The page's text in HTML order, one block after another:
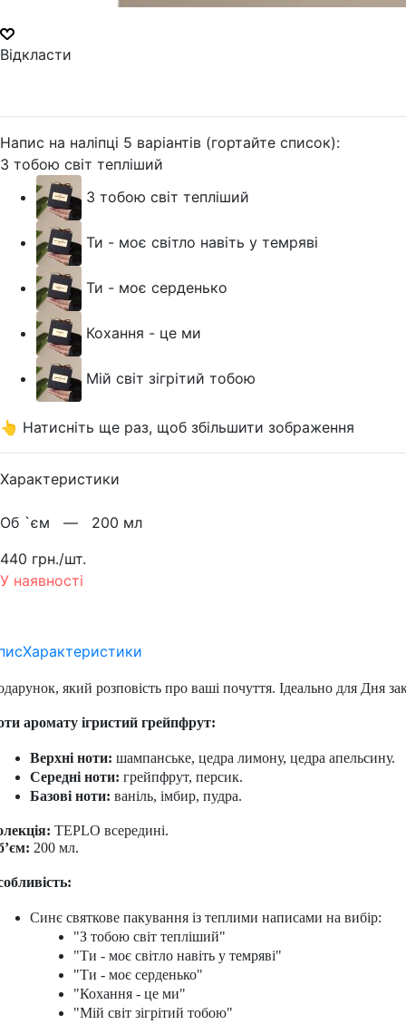
Відкласти
Напис на наліпці 5 варіантів (гортайте список):
З тобою світ тепліший
З тобою світ тепліший
Ти - моє світло навіть у темряві
Ти - моє серденько
Кохання - це ми
Мій світ зігрітий тобою
👆 Натисніть ще раз, щоб збільшити зображення
Характеристики
Об `єм — 200 мл
440 грн./шт.
У наявності
Характеристики
який розповість про ваші почуття. Ідеально для Дня
аромату ігристий грейпфрут:
Верхні ноти: шампанське, цедра лимону, цедра апельсину.
Середні ноти: грейпфрут, персик.
Базові ноти: ваніль, імбир, пудра.
TEPLO всередині.
200 мл.
Синє святкове пакування із теплими написами на вибір:
"З тобою світ тепліший"
"Ти - моє світло навіть у темряві"
"Ти - моє серденько"
"Кохання - це ми"
"Мій світ зігрітий тобою"